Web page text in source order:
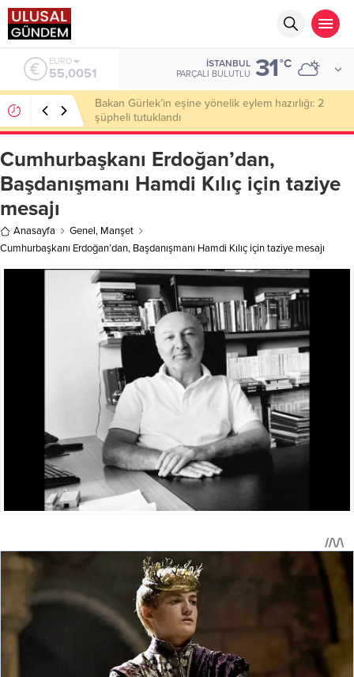
ALTIN
6.584,66
İSTANBUL
PARÇALI BULUTLU 31°C
Ahbap Derneği’nde milyonluk vurgun iddiası: Haluk
Levent ve Ekibine gözaltı
Cumhurbaşkanı Erdoğan’dan,
Başdanışmanı Hamdi Kılıç için taziye
mesajı
Anasayfa Genel, Manşet
Cumhurbaşkanı Erdoğan’dan, Başdanışmanı Hamdi Kılıç için taziye mesajı